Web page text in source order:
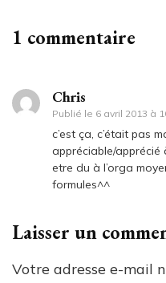
1 commentaire
Chris
Publié le 6 avril 2013 à
c’est ça, c’était pas
appréciable/
etre du à l’orga
formules^^
Laisser un
Votre adresse e-mail